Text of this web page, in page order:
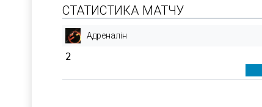
СТАТИСТИКА МАТЧУ
Адреналін
2